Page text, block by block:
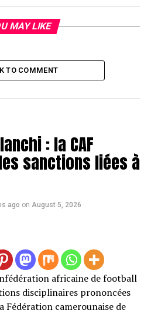
MAY LIKE
TO COMMENT
: la CAF
sanctions liées à
ago on August 5, 2026
africaine de football
disciplinaires prononcées
Fédération camerounaise de